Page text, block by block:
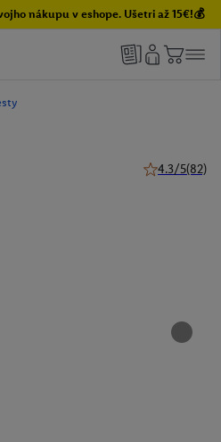
nákupu v eshope. Ušetri až 15€!💰
4.3/5(82)